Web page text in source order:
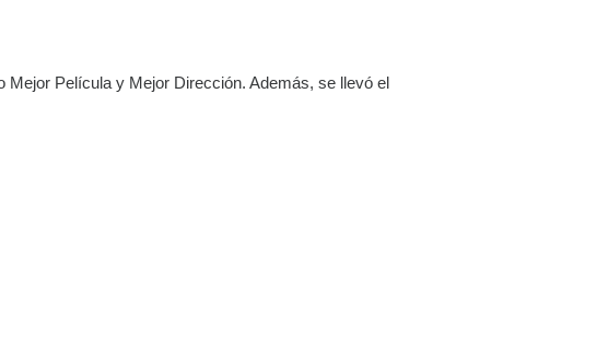
Mejor Película y Mejor Dirección. Además, se llevó el